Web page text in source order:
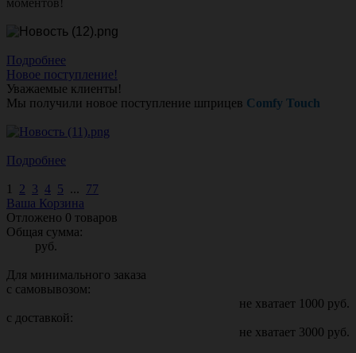
моментов!
Подробнее
Новое поступление!
Уважаемые клиенты!
Мы получили новое поступление шприцев Comfy Touch
Подробнее
1 2 3 4 5 ... 77
Ваша Корзина
Отложено 0 товаров
Общая сумма:
руб.
Для минимального заказа
с самовывозом:
не хватает 1000 руб.
с доставкой:
не хватает 3000 руб.